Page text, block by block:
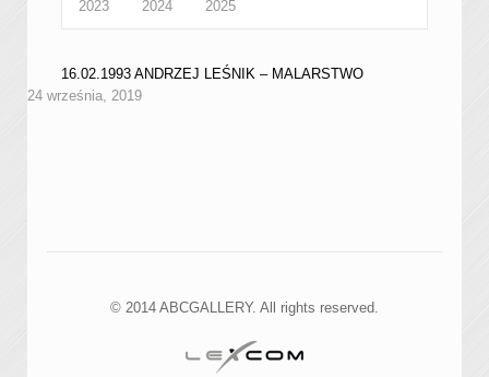
2023 2024 2025
16.02.1993 ANDRZEJ LEŚNIK – MALARSTWO
24 września, 2019
© 2014 ABCGALLERY. All rights reserved.